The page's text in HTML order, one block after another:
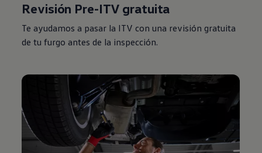
Revisión Pre-ITV gratuita
Te ayudamos a pasar la ITV con una revisión gratuita
de tu furgo antes de la inspección.